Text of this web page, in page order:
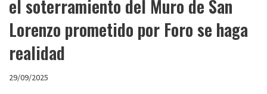
el soterramiento del Muro de San
Lorenzo prometido por Foro se haga
realidad
29/09/2025